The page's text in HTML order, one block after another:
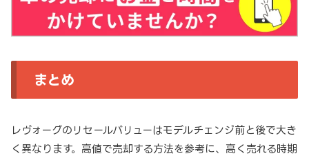
まとめ
レヴォーグのリセールバリューはモデルチェンジ前と後で大き
く異なります。高値で売却する方法を参考に、高く売れる時期